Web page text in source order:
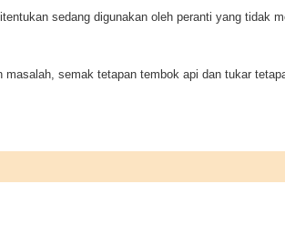
sedang digunakan oleh peranti yang
semak tetapan tembok api dan tukar